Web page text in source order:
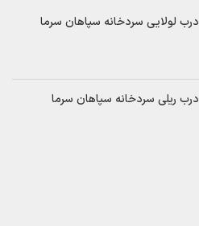
درب لولایی سردخانه سپاهان سرما
درب ریلی سردخانه سپاهان سرما